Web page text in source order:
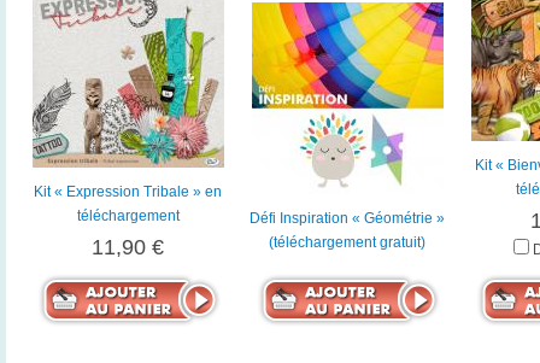
Kit « Expression Tribale » en
téléchargement
11,90 €
Défi Inspiration « Géométrie »
(téléchargement gratuit)
Kit «